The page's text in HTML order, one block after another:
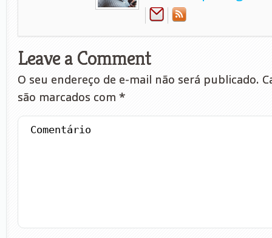
Leave a Comment
O seu endereço de e-mail não será publicado.
são marcados com *